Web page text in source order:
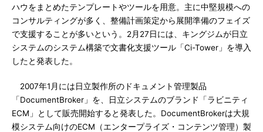
ハウをまとめたテンプレートやツールを用意。主に中堅規模への
コンサルティングが多く、整備計画策定から展開準備のフェイズ
で支援することが多いという。2月27日には、キングジムが日立
システムのシステム構築で文書化支援ツール「Ci-Tower」を導入
したと発表した。
2007年1月には日立製作所のドキュメント管理製品
「DocumentBroker」を、日立システムのブランド「ラビニティ
ECM」として販売開始すると発表した。DocumentBrokerは大規
模システム向けのECM（エンタープライズ・コンテンツ管理）製